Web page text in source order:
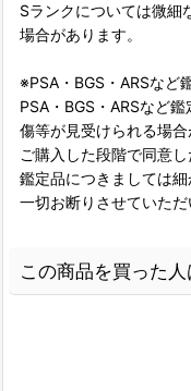
Sランクについては微細
場合があります。
※PSA・BGS・ARSなど
PSA・BGS・ARSなど
傷等が見受けられる場合
ご購入した段階で同意し
鑑定品につきましては
一切お断りさせていただ
この商品を買った